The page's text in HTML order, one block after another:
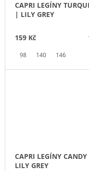
CAPRI LEGÍNY
| LILY GREY
159 Kč
98 140 146
CAPRI LEGÍNY
LILY GREY